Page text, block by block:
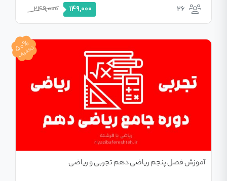
26
249,000 149,000
50%
تخفیف
آموزش فصل پنجم ریاضی دهم تجربی و ریاضی